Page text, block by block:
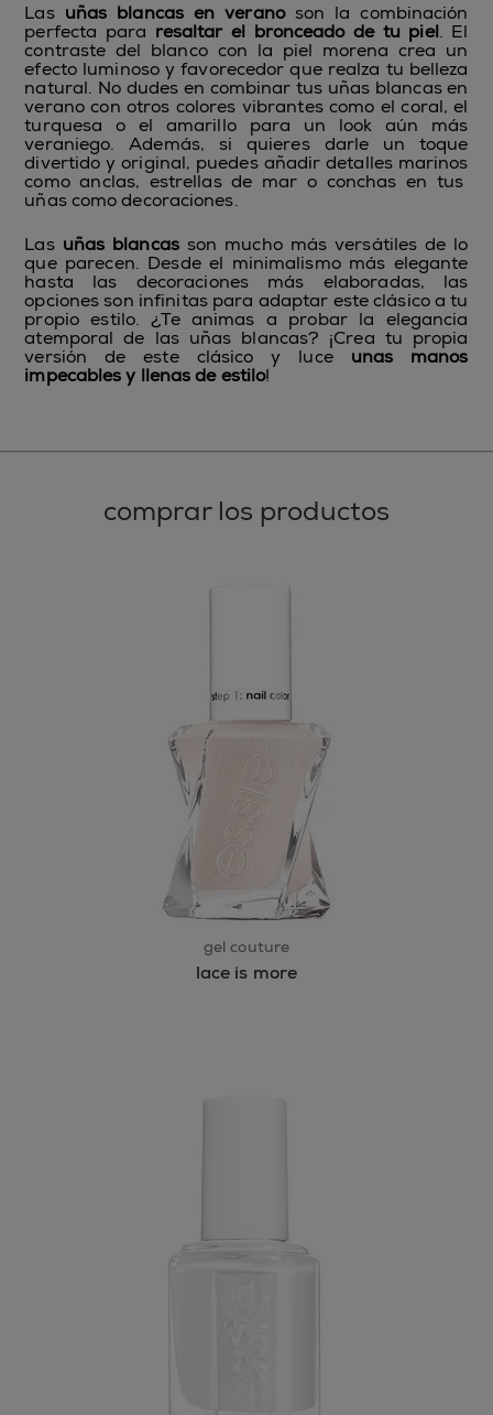
Las uñas blancas en veranoson la combinación
perfecta para resaltar el bronceado de tu piel. El
contraste del blanco con la piel morena crea un
efecto luminoso y favorecedor que realza tu belleza
natural. No dudes en combinar tus uñas blancas en
verano con otros colores vibrantes como el coral, el
turquesa o el amarillo para un look aún más
veraniego. Además, si quieres darle un toque
divertido y original, puedes añadir detalles marinos
como anclas, estrellas de mar o conchas en tus
uñas como decoraciones.
Las uñas blancasson mucho más versátiles de lo
que parecen. Desde el minimalismo más elegante
hasta las decoraciones más elaboradas, las
opciones son infinitas para adaptar este clásico a tu
propio estilo. ¿Te animas a probar la elegancia
atemporal de las uñas blancas? ¡Crea tu propia
versión de este clásico y luce unas manos
impecables y llenas de estilo!
comprar los productos
gel couture
lace is more